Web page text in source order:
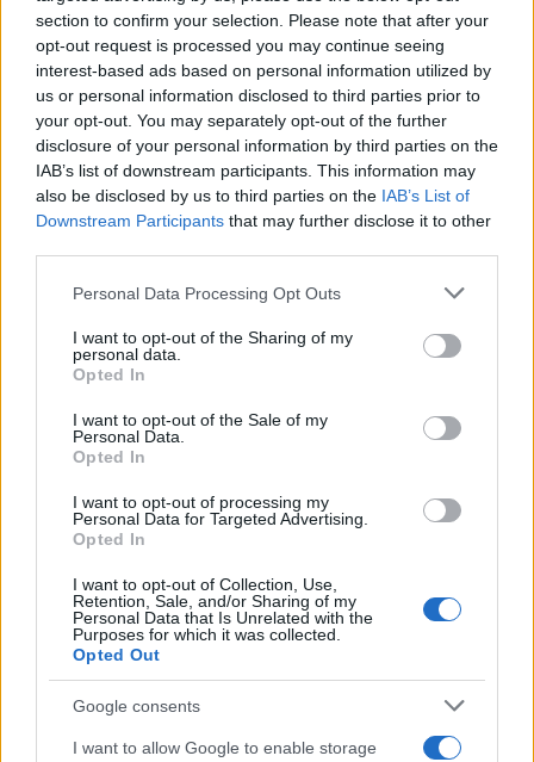
section to confirm your selection. Please note that after your
opt-out request is processed you may continue seeing
interest-based ads based on personal information utilized by
us or personal information disclosed to third parties prior to
your opt-out. You may separately opt-out of the further
disclosure of your personal information by third parties on the
IAB’s list of downstream participants. This information may
also be disclosed by us to third parties on the IAB’s List of
Downstream Participants that may further disclose it to other
Please note that this website/app uses one or more Google
not limited to your visit or usage behaviour. You may click to
grant or deny consent to Google and its third-party tags to
use your data for below specified purposes in below Google
consent section.
Personal Data Processing Opt Outs
I want to opt-out of the Sharing of my
personal data.
Opted In
I want to opt-out of the Sale of my
Personal Data.
Opted In
I want to opt-out of processing my
Personal Data for Targeted Advertising.
Opted In
I want to opt-out of Collection, Use,
Retention, Sale, and/or Sharing of my
Personal Data that Is Unrelated with the
Purposes for which it was collected.
Opted Out
Google consents
I want to allow Google to enable storage
χρεώσεις της Skype.
την προσθήκη εικονιδίου "διάθεσης", έτσι ώστε να
ενημερώνονται οι επαφές σας για την κατάσταση
λίστα σας.
Το update είναι διαθέσιμο στο Android Market
υποστηρίζεται μόνο από συσκευές Android με
λειτουργικό σύστημα Android 2.3 ή ανώτερο που
φυσικά διαθέτουν εμπρόσθια κάμερα (
Sony Ericsson Xperia Pro
κλπ.).